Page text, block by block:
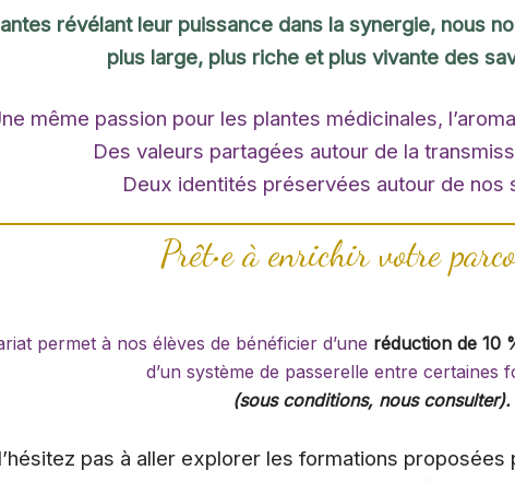
révélant leur puissance dans la synergie, nous
plus large, plus riche et plus vivante des
même passion pour les plantes médicinales,
Des valeurs partagées autour de la
Deux identités préservées autour de nos
Prêt•e à enrichir votre
permet à nos élèves de bénéficier d’une réduction de 10
d’un système de passerelle entre certaines
(sous conditions, nous consulter).
pas à aller explorer les formations proposées